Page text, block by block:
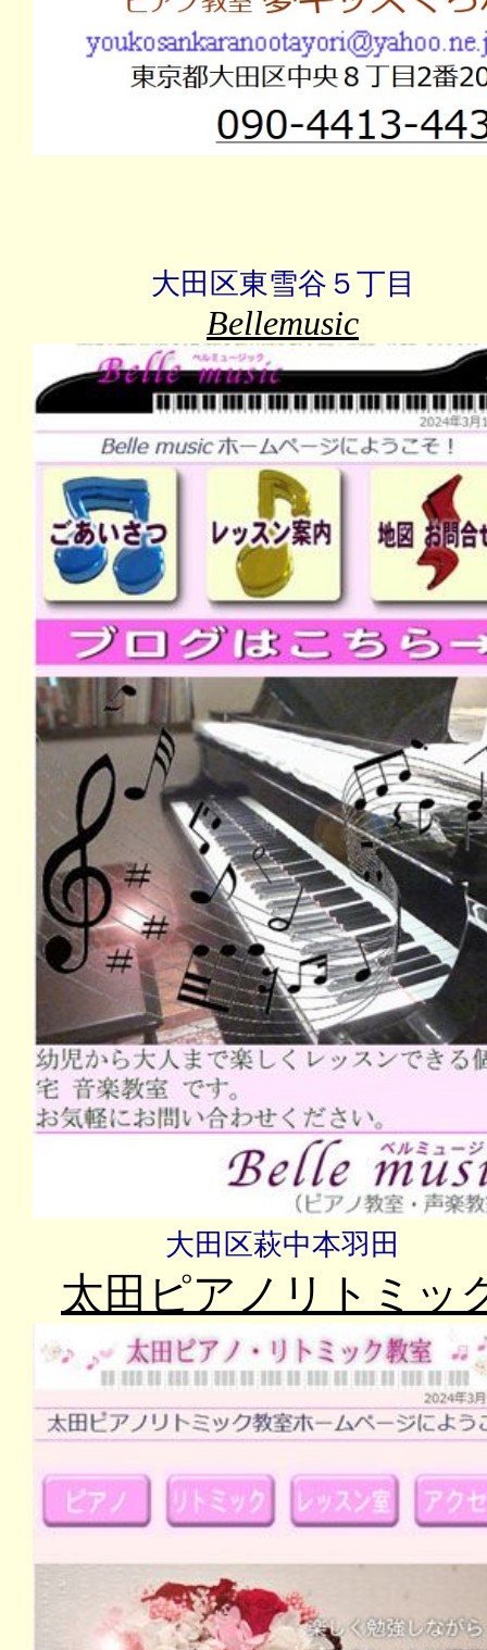
大田区東雪谷５丁目
Bellemusic
大田区萩中本羽田
太田ピアノリトミッ